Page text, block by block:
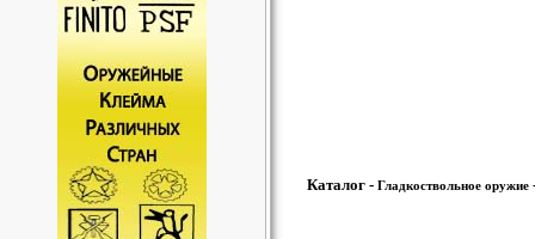
Каталог - Гладкоствольное оружие